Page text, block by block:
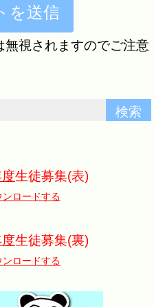
無視されますのでご注意
生徒募集(表)
ンロードする
生徒募集(裏)
ンロードする